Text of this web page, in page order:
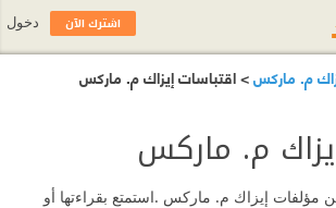
م. ماركس> اقتباسات إيزاك م. ماركس
م. ماركس
مؤلفات إيزاك م. ماركس .استمتع بقراءتها أو
اشترك الآن دخول